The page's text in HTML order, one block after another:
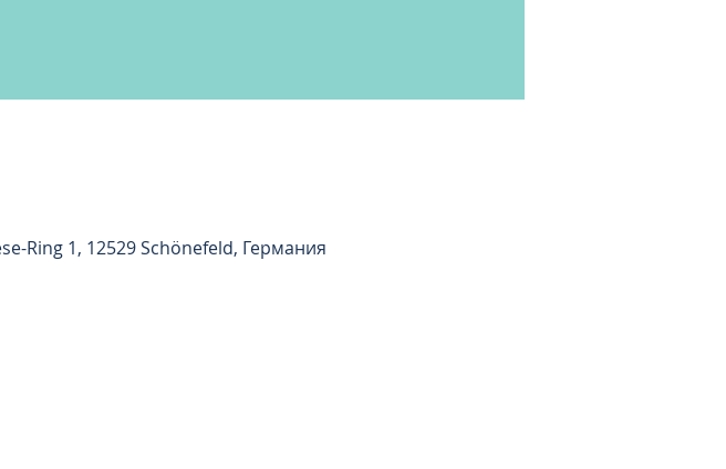
Ring 1, 12529 Schönefeld, Германия